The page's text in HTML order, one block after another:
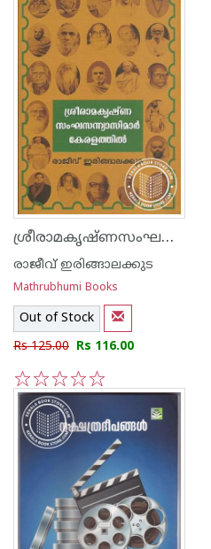
ശ്രീരാമകൃഷ്ണസംഘസന്ന്യാസിമാര്‍ കേരളത്തില്‍
രാജീവ് ഇരിങ്ങാലക്കുട
Mathrubhumi Books
Out of Stock
Rs 125.00 Rs 116.00
5
4
3
2
1